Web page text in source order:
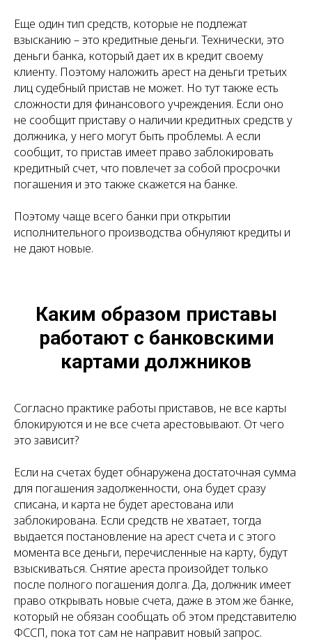
Еще один тип средств, которые не подлежат
взысканию – это кредитные деньги. Технически, это
деньги банка, который дает их в кредит своему
клиенту. Поэтому наложить арест на деньги третьих
лиц судебный пристав не может. Но тут также есть
сложности для финансового учреждения. Если оно
не сообщит приставу о наличии кредитных средств у
должника, у него могут быть проблемы. А если
сообщит, то пристав имеет право заблокировать
кредитный счет, что повлечет за собой просрочки
погашения и это также скажется на банке.
Поэтому чаще всего банки при открытии
исполнительного производства обнуляют кредиты и
не дают новые.
Каким образом приставы
работают с банковскими
картами должников
Согласно практике работы приставов, не все карты
блокируются и не все счета арестовывают. От чего
это зависит?
Если на счетах будет обнаружена достаточная сумма
для погашения задолженности, она будет сразу
списана, и карта не будет арестована или
заблокирована. Если средств не хватает, тогда
выдается постановление на арест счета и с этого
момента все деньги, перечисленные на карту, будут
взыскиваться. Снятие ареста произойдет только
после полного погашения долга. Да, должник имеет
право открывать новые счета, даже в этом же банке,
который не обязан сообщать об этом представителю
ФССП, пока тот сам не направит новый запрос.